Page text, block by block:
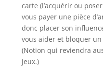
carte (l’acquérir ou
vous payer une pièce
donc placer son
vous aider et bloquer
(Notion qui reviendra
jeux.)